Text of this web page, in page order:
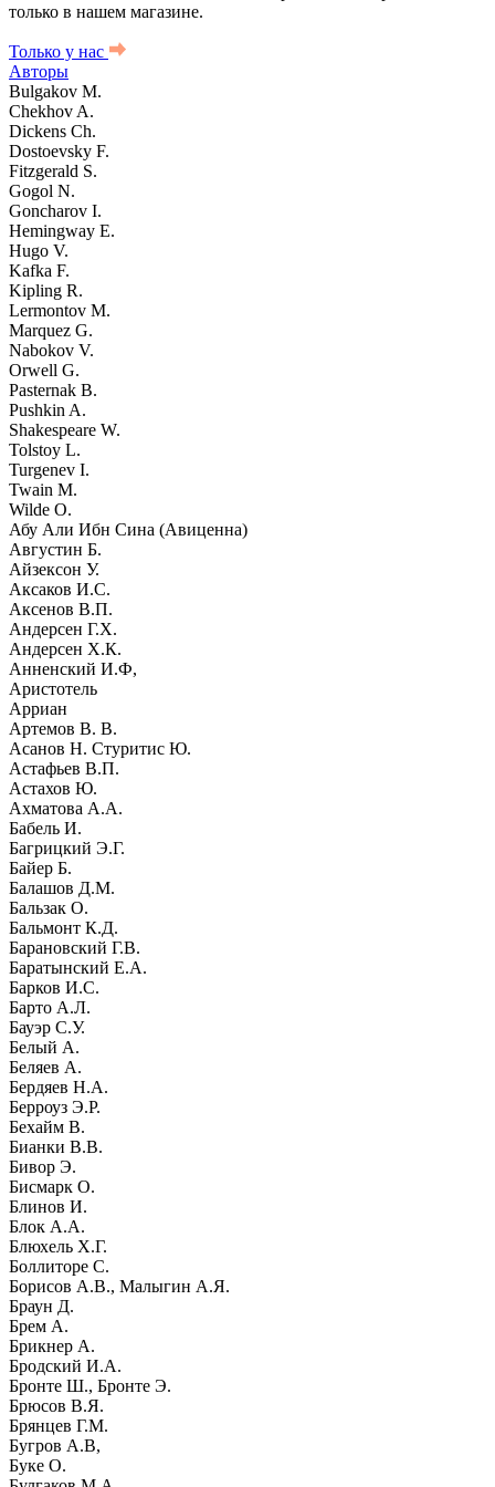
только в нашем магазине.
Только у нас
Авторы
Bulgakov M.
Chekhov A.
Dickens Ch.
Dostoevsky F.
Fitzgerald S.
Gogol N.
Goncharov I.
Hemingway E.
Hugo V.
Kafka F.
Kipling R.
Lermontov M.
Marquez G.
Nabokov V.
Orwell G.
Pasternak B.
Pushkin A.
Shakespeare W.
Tolstoy L.
Turgenev I.
Twain M.
Wilde O.
Абу Али Ибн Сина (Авиценна)
Августин Б.
Айзексон У.
Аксаков И.С.
Аксенов В.П.
Андерсен Г.Х.
Андерсен Х.К.
Анненский И.Ф,
Аристотель
Арриан
Артемов В. В.
Асанов Н. Стуритис Ю.
Астафьев В.П.
Астахов Ю.
Ахматова А.А.
Бабель И.
Багрицкий Э.Г.
Байер Б.
Балашов Д.М.
Бальзак О.
Бальмонт К.Д.
Барановский Г.В.
Баратынский Е.А.
Барков И.С.
Барто А.Л.
Бауэр С.У.
Белый А.
Беляев А.
Бердяев Н.А.
Берроуз Э.Р.
Бехайм В.
Бианки В.В.
Бивор Э.
Бисмарк О.
Блинов И.
Блок А.А.
Блюхель Х.Г.
Боллиторе С.
Борисов А.В., Малыгин А.Я.
Браун Д.
Брем А.
Брикнер А.
Бродский И.А.
Бронте Ш., Бронте Э.
Брюсов В.Я.
Брянцев Г.М.
Бугров А.В,
Буке О.